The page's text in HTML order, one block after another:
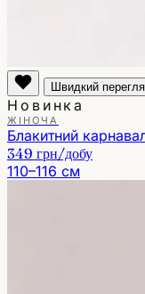
Швидкий
Новинка
ЖІНОЧА
Блакитний
349 грн/добу
110–116 см